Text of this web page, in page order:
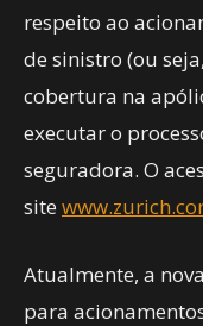
respeito ao
de sinistro (ou
cobertura na
executar o
seguradora. O
site
Atualmente, a
para